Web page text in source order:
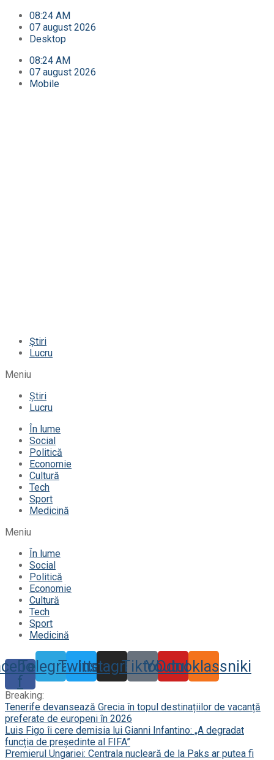
08:24 AM
07 august 2026
Desktop
08:24 AM
07 august 2026
Mobile
Știri
Lucru
Meniu
Știri
Lucru
În lume
Social
Politică
Economie
Cultură
Tech
Sport
Medicină
Meniu
În lume
Social
Politică
Economie
Cultură
Tech
Sport
Medicină
f
TelegramTwitter
Instagram
TiktokYoutube
Odnoklassniki
Breaking:
Tenerife devansează Grecia în topul destinațiilor de vacanță
preferate de europeni în 2026
Luis Figo îi cere demisia lui Gianni Infantino: „A degradat
funcția de președinte al FIFA”
Premierul Ungariei: Centrala nucleară de la Paks ar putea fi